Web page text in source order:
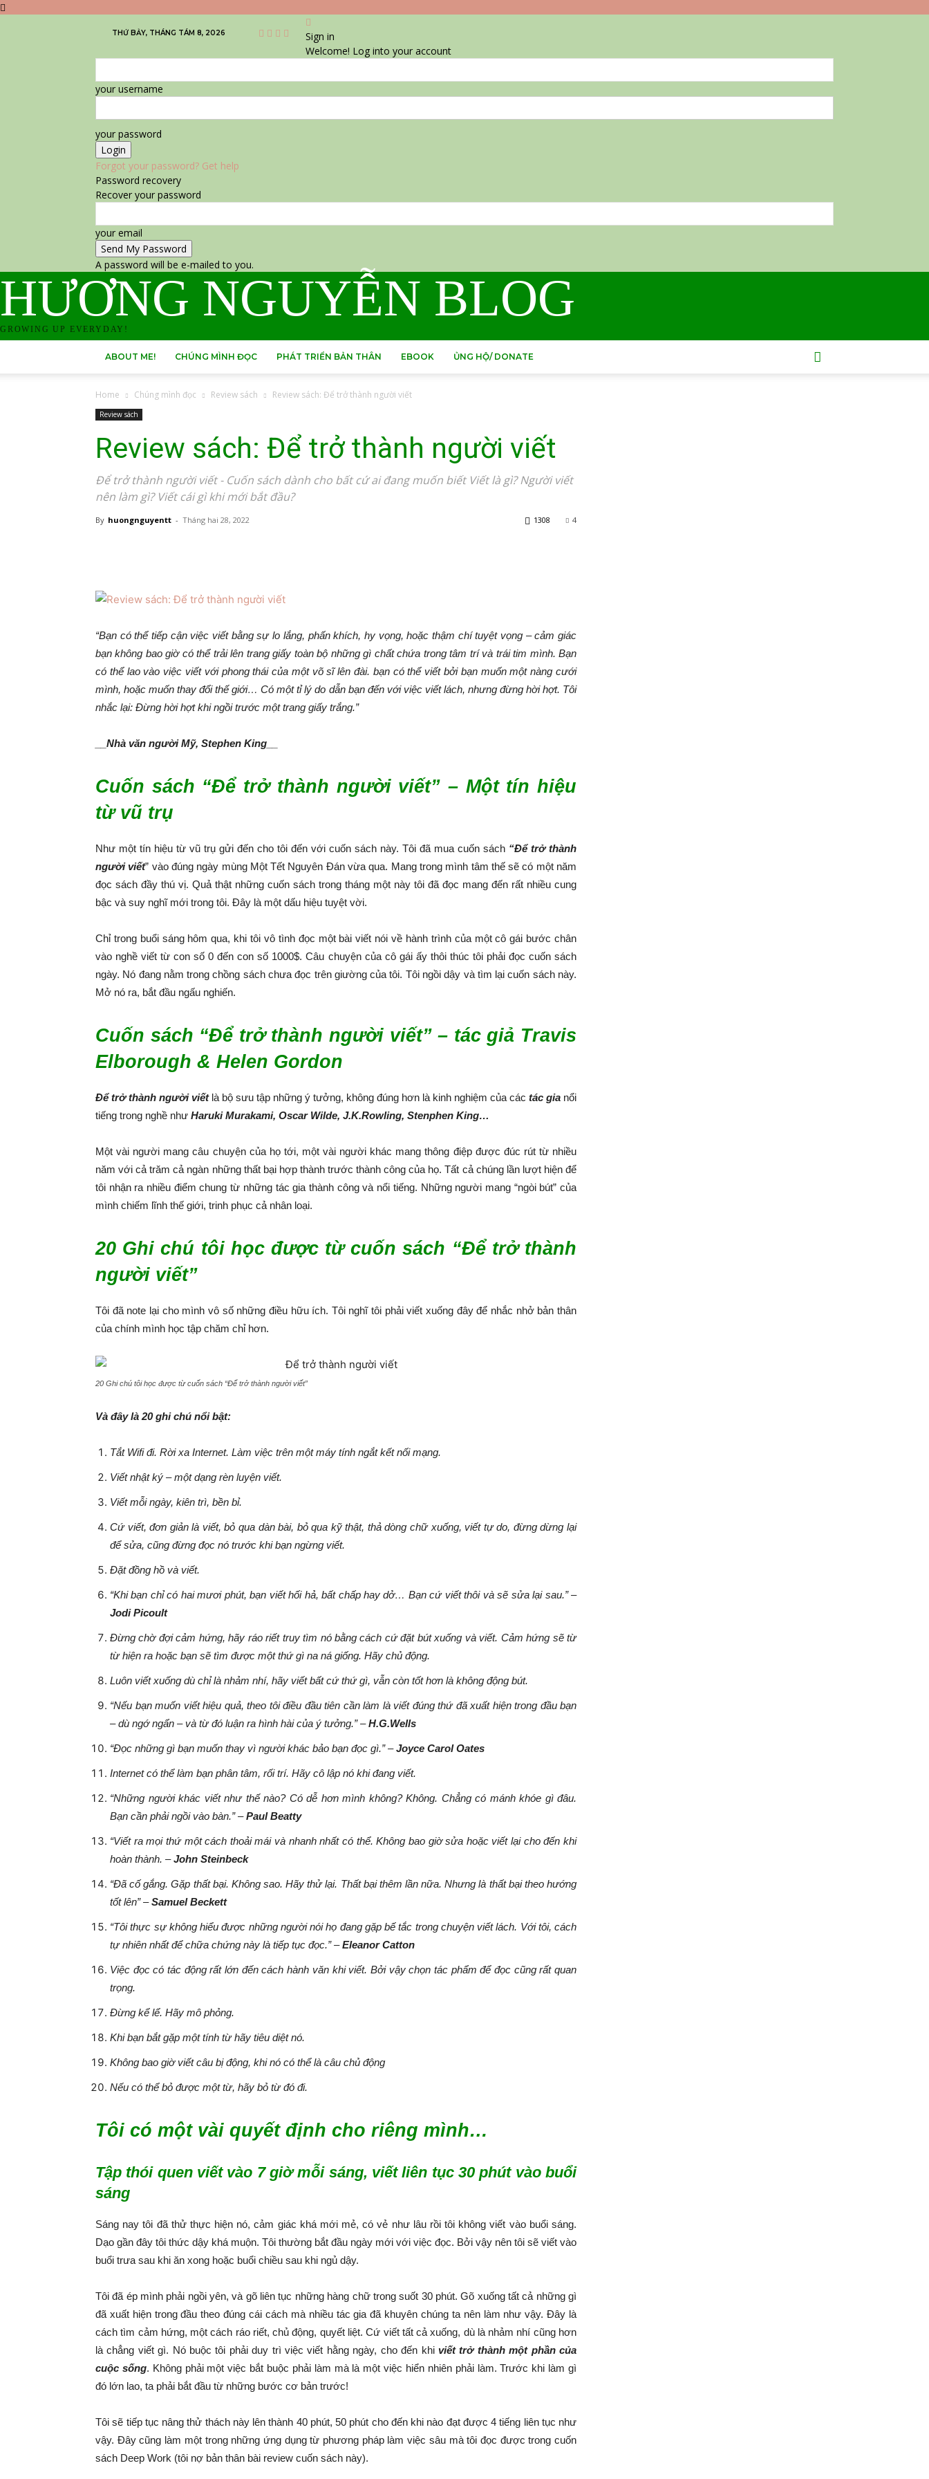
THỨ BẢY, THÁNG TÁM 8, 2026
Sign in
Welcome! Log into your account
your username
your password
Forgot your password? Get help
Password recovery
Recover your password
your email
A password will be e-mailed to you.
HƯƠNG NGUYỄN BLOG
GROWING UP EVERYDAY!
ABOUT ME! CHÚNG MÌNH ĐỌC PHÁT TRIỂN BẢN THÂN EBOOK ỦNG HỘ/ DONATE
Home Chúng mình đọc Review sách Review sách: Để trở thành người viết
Review sách
Review sách: Để trở thành người viết
Để trở thành người viết - Cuốn sách dành cho bất cứ ai đang muốn biết Viết là gì? Người viết
nên làm gì? Viết cái gì khi mới bắt đầu?
By huongnguyentt - Tháng hai 28, 2022 4
1308
“Bạn có thể tiếp cận việc viết bằng sự lo lắng, phấn khích, hy vọng, hoặc thậm chí tuyệt vọng – cảm giác
bạn không bao giờ có thể trải lên trang giấy toàn bộ những gì chất chứa trong tâm trí và trái tim mình. Bạn
có thể lao vào việc viết với phong thái của một võ sĩ lên đài. bạn có thể viết bởi bạn muốn một nàng cưới
mình, hoặc muốn thay đổi thế giới… Có một tỉ lý do dẫn bạn đến với việc viết lách, nhưng đừng hời hợt. Tôi
nhắc lại: Đừng hời hợt khi ngồi trước một trang giấy trắng.”
__Nhà văn người Mỹ, Stephen King__
Cuốn sách “Để trở thành người viết” – Một tín hiệu
từ vũ trụ
Như một tín hiệu từ vũ trụ gửi đến cho tôi đến với cuốn sách này. Tôi đã mua cuốn sách “Để trở thành
người viết” vào đúng ngày mùng Một Tết Nguyên Đán vừa qua. Mang trong mình tâm thế sẽ có một năm
đọc sách đầy thú vị. Quả thật những cuốn sách trong tháng một này tôi đã đọc mang đến rất nhiều cung
bậc và suy nghĩ mới trong tôi. Đây là một dấu hiệu tuyệt vời.
Chỉ trong buổi sáng hôm qua, khi tôi vô tình đọc một bài viết nói về hành trình của một cô gái bước chân
vào nghề viết từ con số 0 đến con số 1000$. Câu chuyện của cô gái ấy thôi thúc tôi phải đọc cuốn sách
ngày. Nó đang nằm trong chồng sách chưa đọc trên giường của tôi. Tôi ngồi dậy và tìm lại cuốn sách này.
Mở nó ra, bắt đầu ngấu nghiến.
Cuốn sách “Để trở thành người viết” – tác giả Travis
Elborough & Helen Gordon
Để trở thành người viếtlà bộ sưu tập những ý tưởng, không đúng hơn là kinh nghiệm của các tác gia nổi
tiếng trong nghề như Haruki Murakami, Oscar Wilde, J.K.Rowling, Stenphen King…
Một vài người mang câu chuyện của họ tới, một vài người khác mang thông điệp được đúc rút từ nhiều
năm với cả trăm cả ngàn những thất bại hợp thành trước thành công của họ. Tất cả chúng lần lượt hiện để
tôi nhận ra nhiều điểm chung từ những tác gia thành công và nổi tiếng. Những người mang “ngòi bút” của
mình chiếm lĩnh thế giới, trinh phục cả nhân loại.
20 Ghi chú tôi học được từ cuốn sách “Để trở thành
người viết”
Tôi đã note lại cho mình vô số những điều hữu ích. Tôi nghĩ tôi phải viết xuống đây để nhắc nhở bản thân
của chính mình học tập chăm chỉ hơn.
20 Ghi chú tôi học được từ cuốn sách “Để trở thành người viết”
Và đây là 20 ghi chú nổi bật:
Tắt Wifi đi. Rời xa Internet. Làm việc trên một máy tính ngắt kết nối mạng.
Viết nhật ký – một dạng rèn luyện viết.
Viết mỗi ngày, kiên trì, bền bỉ.
Cứ viết, đơn giản là viết, bỏ qua dàn bài, bỏ qua kỹ thật, thả dòng chữ xuống, viết tự do, đừng dừng lại
để sửa, cũng đừng đọc nó trước khi bạn ngừng viết.
Đặt đồng hồ và viết.
“Khi bạn chỉ có hai mươi phút, bạn viết hối hả, bất chấp hay dở… Bạn cứ viết thôi và sẽ sửa lại sau.” –
Jodi Picoult
Đừng chờ đợi cảm hứng, hãy ráo riết truy tìm nó bằng cách cứ đặt bút xuống và viết. Cảm hứng sẽ từ
từ hiện ra hoặc bạn sẽ tìm được một thứ gì na ná giống. Hãy chủ động.
Luôn viết xuống dù chỉ là nhảm nhí, hãy viết bất cứ thứ gì, vẫn còn tốt hơn là không động bút.
“Nếu bạn muốn viết hiệu quả, theo tôi điều đầu tiên cần làm là viết đúng thứ đã xuất hiện trong đầu bạn
– dù ngớ ngẩn – và từ đó luận ra hình hài của ý tưởng.” –H.G.Wells
“Đọc những gì bạn muốn thay vì người khác bảo bạn đọc gì.” –Joyce Carol Oates
Internet có thể làm bạn phân tâm, rối trí. Hãy cô lập nó khi đang viết.
“Những người khác viết như thế nào? Có dễ hơn mình không? Không. Chẳng có mánh khóe gì đâu.
Bạn cần phải ngồi vào bàn.” –Paul Beatty
“Viết ra mọi thứ một cách thoải mái và nhanh nhất có thể. Không bao giờ sửa hoặc viết lại cho đến khi
hoàn thành. –John Steinbeck
“Đã cố gắng. Gặp thất bại. Không sao. Hãy thử lại. Thất bại thêm lần nữa. Nhưng là thất bại theo hướng
tốt lên” –Samuel Beckett
“Tôi thực sự không hiểu được những người nói họ đang gặp bế tắc trong chuyện viết lách. Với tôi, cách
tự nhiên nhất để chữa chứng này là tiếp tục đọc.” –Eleanor Catton
Việc đọc có tác động rất lớn đến cách hành văn khi viết. Bởi vậy chọn tác phẩm để đọc cũng rất quan
trọng.
Đừng kể lể. Hãy mô phỏng.
Khi bạn bắt gặp một tính từ hãy tiêu diệt nó.
Không bao giờ viết câu bị động, khi nó có thể là câu chủ động
Nếu có thể bỏ được một từ, hãy bỏ từ đó đi.
Tôi có một vài quyết định cho riêng mình…
Tập thói quen viết vào 7 giờ mỗi sáng, viết liên tục 30 phút vào buổi
sáng
Sáng nay tôi đã thử thực hiện nó, cảm giác khá mới mẻ, có vẻ như lâu rồi tôi không viết vào buổi sáng.
Dạo gần đây tôi thức dậy khá muộn. Tôi thường bắt đầu ngày mới với việc đọc. Bởi vậy nên tôi sẽ viết vào
buổi trưa sau khi ăn xong hoặc buổi chiều sau khi ngủ dậy.
Tôi đã ép mình phải ngồi yên, và gõ liên tục những hàng chữ trong suốt 30 phút. Gõ xuống tất cả những gì
đã xuất hiện trong đầu theo đúng cái cách mà nhiều tác gia đã khuyên chúng ta nên làm như vậy. Đây là
cách tìm cảm hứng, một cách ráo riết, chủ động, quyết liệt. Cứ viết tất cả xuống, dù là nhảm nhí cũng hơn
là chẳng viết gì. Nó buộc tôi phải duy trì việc viết hằng ngày, cho đến khi viết trở thành một phần của
cuộc sống. Không phải một việc bắt buộc phải làm mà là một việc hiển nhiên phải làm. Trước khi làm gì
đó lớn lao, ta phải bắt đầu từ những bước cơ bản trước!
Tôi sẽ tiếp tục nâng thử thách này lên thành 40 phút, 50 phút cho đến khi nào đạt được 4 tiếng liên tục như
vậy. Đây cũng làm một trong những ứng dụng từ phương pháp làm việc sâu mà tôi đọc được trong cuốn
sách Deep Work (tôi nợ bản thân bài review cuốn sách này).